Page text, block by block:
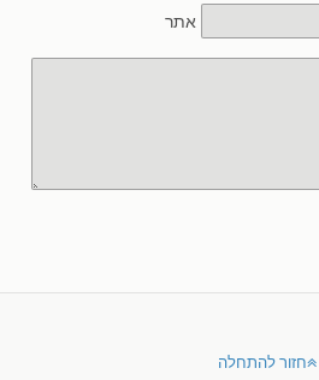
אתר
חזור להתחלה